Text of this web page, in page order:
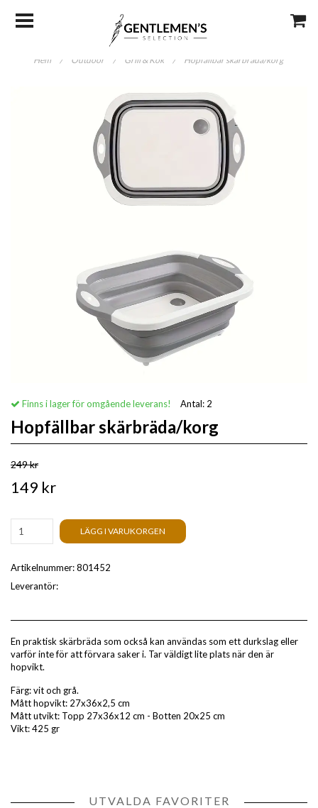
Hem / Outdoor / Grill & Kök / Hopfällbar skärbräda/korg
Finns i lager för omgående leverans! Antal: 2
Hopfällbar skärbräda/korg
249 kr
149 kr
LÄGG I VARUKORGEN
Artikelnummer:801452
Leverantör:
En praktisk skärbräda som också kan användas som ett durkslag eller
varför inte för att förvara saker i. Tar väldigt lite plats när den är
hopvikt.
Färg: vit och grå.
Mått hopvikt: 27x36x2,5 cm
Mått utvikt: Topp 27x36x12 cm - Botten 20x25 cm
Vikt: 425 gr
UTVALDA FAVORITER